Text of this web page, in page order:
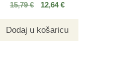
15,79€ 12,64€
Dodaj u košaricu